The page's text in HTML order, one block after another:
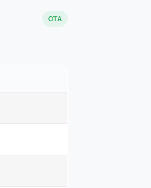
OTA